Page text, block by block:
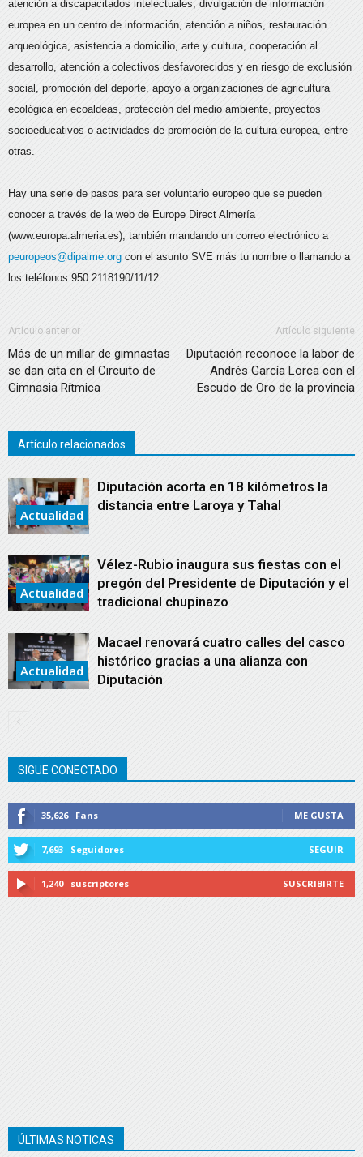
atención a discapacitados intelectuales, divulgación de información
europea en un centro de información, atención a niños, restauración
arqueológica, asistencia a domicilio, arte y cultura, cooperación al
desarrollo, atención a colectivos desfavorecidos y en riesgo de exclusión
social, promoción del deporte, apoyo a organizaciones de agricultura
ecológica en ecoaldeas, protección del medio ambiente, proyectos
socioeducativos o actividades de promoción de la cultura europea, entre
otras.
Hay una serie de pasos para ser voluntario europeo que se pueden
conocer a través de la web de Europe Direct Almería
(www.europa.almeria.es), también mandando un correo electrónico a
peuropeos@dipalme.org con el asunto SVE más tu nombre o llamando a
los teléfonos 950 2118190/11/12.
Artículo anterior
Más de un millar de gimnastas
se dan cita en el Circuito de
Gimnasia Rítmica
Artículo siguiente
Diputación reconoce la labor de
Andrés García Lorca con el
Escudo de Oro de la provincia
Artículo relacionados
Actualidad
Diputación acorta en 18 kilómetros la
distancia entre Laroya y Tahal
Actualidad
Vélez-Rubio inaugura sus fiestas con el
pregón del Presidente de Diputación y el
tradicional chupinazo
Actualidad
Macael renovará cuatro calles del casco
histórico gracias a una alianza con
Diputación
SIGUE CONECTADO
35,626 Fans ME GUSTA
7,693 Seguidores SEGUIR
1,240 suscriptores SUSCRIBIRTE
ÚLTIMAS NOTICAS